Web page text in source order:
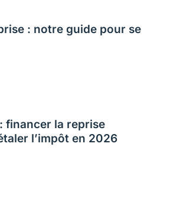
: notre guide pour se
financer la reprise
l’impôt en 2026